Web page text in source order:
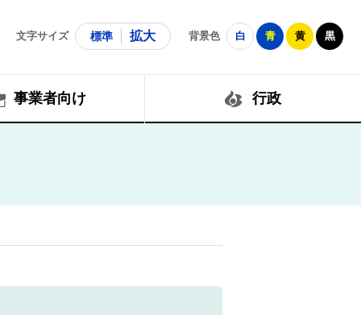
文字サイズ 標準 拡大 背景色 白 青 黄 黒
事業者向け 行政